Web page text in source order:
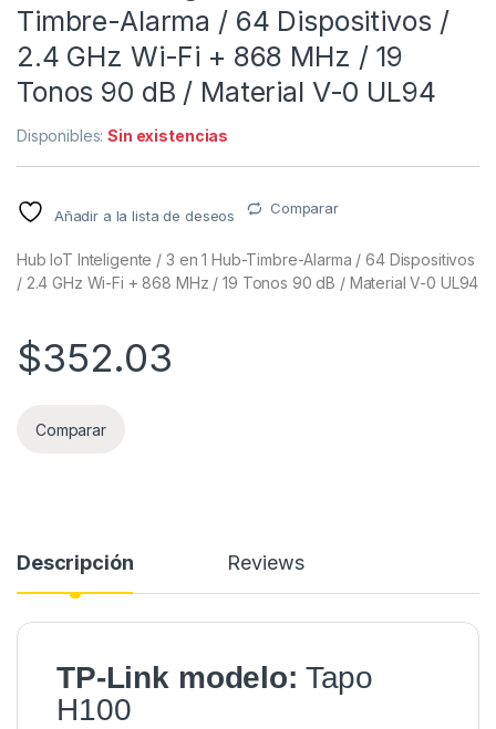
Timbre-Alarma / 64 Dispositivos /
2.4 GHz Wi-Fi + 868 MHz / 19
Tonos 90 dB / Material V-0 UL94
Disponibles:Sin existencias
Añadir a la lista de deseos Comparar
Hub IoT Inteligente / 3 en 1 Hub-Timbre-Alarma / 64 Dispositivos
/ 2.4 GHz Wi-Fi + 868 MHz / 19 Tonos 90 dB / Material V-0 UL94
$352.03
Comparar
Descripción Reviews
TP-Link modelo: Tapo
H100